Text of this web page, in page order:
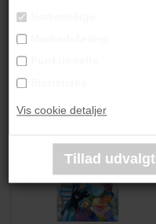
Vis cookie detaljer
Kirsten Kruchow SOLGT